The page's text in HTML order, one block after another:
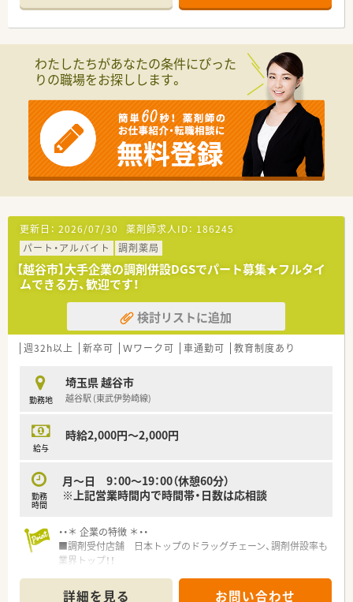
＜会社のポイント＞
■母体は病医院専門の経営コンサルティング企業です。
■薬局事業だけでなく、クリニックモールの企画・運営や医療機
器のリースなど幅広く事業を展開しております。
■勤務地や転勤の有無など、希望により働き方を選択できます。
■転勤のない働き方も可能です。入社後に「転勤あり」から「転勤
なし」へ働き方を変更することもできます。
■電子薬歴・ピッキングサポートシステムを導入しています。
全店舗にて統一されています。
■育休復帰率は100％！
育児休業は、最大3歳に達した月の末日まで延長可能です。
「短時間勤務制度」もあり、子育てと両立しながら勤務できる環
境です。
しております。
■結婚・出産、お子さんの入学など
ライフイベントごとにお祝い金の制度があります。ご家族にも
優しい会社です。
■「くるみんマーク」を取得しています。
「子育てサポート企業」として厚生労働大臣から認定を受けてい
わたしたちがあなたの条件にぴった
りの職場をお探しします。
更新日： 2026/07/30 薬剤師求人ID： 186245
パート・アルバイト
調剤薬局
【越谷市】大手企業の調剤併設DGSでパート募集★フルタイ
ムできる方、歓迎です！
検討リストに追加
週32h以上 新卒可 Ｗワーク可 車通勤可 教育制度あり
勤務地
埼玉県 越谷市
越谷駅 (東武伊勢崎線)
給与
時給2,000円～2,000円
勤務
時間
月～日 9：00～19：00（休憩60分）
※上記営業時間内で時間帯・日数は応相談
・・＊ 企業の特徴 ＊・・
■調剤受付店舗 日本トップのドラッグチェーン、調剤併設率も
業界トップ！！
ルスケアの担い手として、かかりつけ薬局、健康サポート薬局な
詳細を見る お問い合わせ